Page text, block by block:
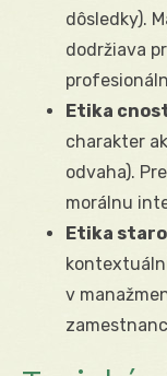
dôsledky).
dodržiava
Etika
charakter
odvaha).
morálnu
Etika
v